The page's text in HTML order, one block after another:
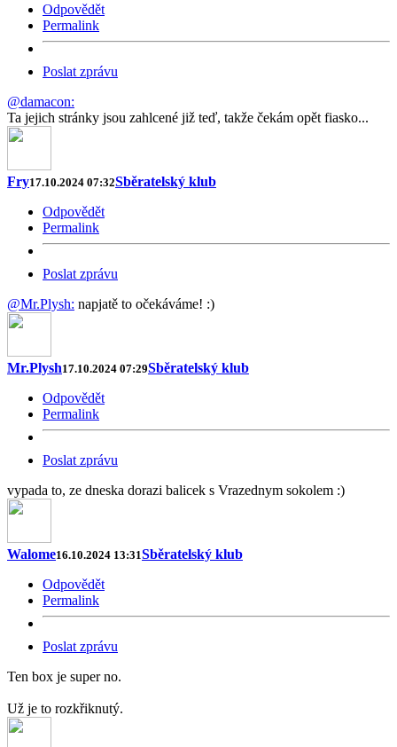
Odpovědět
Permalink
Poslat zprávu
@damacon:
Ta jejich stránky jsou zahlcené již teď, takže čekám opět fiasko...
Fry17.10.2024 07:32Sběratelský klub
Odpovědět
Permalink
Poslat zprávu
@Mr.Plysh: napjatě to očekáváme! :)
Mr.Plysh17.10.2024 07:29Sběratelský klub
Odpovědět
Permalink
Poslat zprávu
vypada to, ze dneska dorazi balicek s Vrazednym sokolem :)
Walome16.10.2024 13:31Sběratelský klub
Odpovědět
Permalink
Poslat zprávu
Ten box je super no.
Už je to rozkřiknutý.